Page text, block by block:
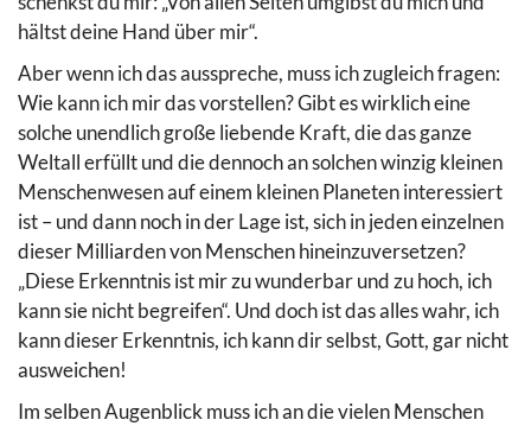
hältst deine Hand über mir“.
Aber wenn ich das ausspreche, muss ich zugleich fragen:
Wie kann ich mir das vorstellen? Gibt es wirklich eine
solche unendlich große liebende Kraft, die das ganze
Weltall erfüllt und die dennoch an solchen winzig kleinen
Menschenwesen auf einem kleinen Planeten interessiert
ist – und dann noch in der Lage ist, sich in jeden einzelnen
dieser Milliarden von Menschen hineinzuversetzen?
„Diese Erkenntnis ist mir zu wunderbar und zu hoch, ich
kann sie nicht begreifen“. Und doch ist das alles wahr, ich
kann dieser Erkenntnis, ich kann dir selbst, Gott, gar nicht
ausweichen!
Im selben Augenblick muss ich an die vielen Menschen